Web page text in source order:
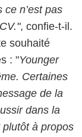
n’est pas
, confie-t-il.
souhaité
: "Younger
Certaines
de la
dans la
plutôt à propos